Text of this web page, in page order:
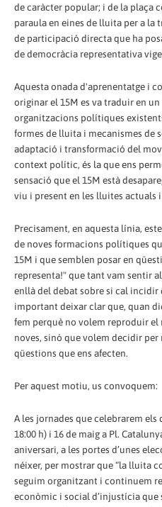
de caràcter popular; i de la plaça
paraula en eines de lluita per a la
de participació directa que ha
de democràcia representativa
Aquesta onada d'aprenentatge i
originar el 15M es va traduir en
organitzacions polítiques
formes de lluita i mecanismes de
adaptació i transformació del
context polític, és la que ens
sensació que el 15M està
viu i present en les lluites actuals
Precisament, en aquesta línia,
de noves formacions polítiques
15M i que semblen posar en
representa!" que tant vam sentir
enllà del debat sobre si cal incidir
important deixar clar que, quan
fem perquè no volem reproduir el
noves, sinó que volem decidir
qüestions que ens afecten.
Per aquest motiu, us convoquem:
A les jornades que celebrarem els
18:00 h) i 16 de maig a Pl.
aniversari, a les portes d’unes
néixer, per mostrar que “la lluita
seguim organitzant i continuem
econòmic i social d’injustícia que